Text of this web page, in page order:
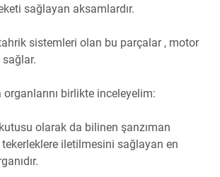
sağlayan aksamlardır.
sistemleri olan bu parçalar , motor
sağlar.
birlikte inceleyelim:
olarak da bilinen şanzıman
iletilmesini sağlayan en